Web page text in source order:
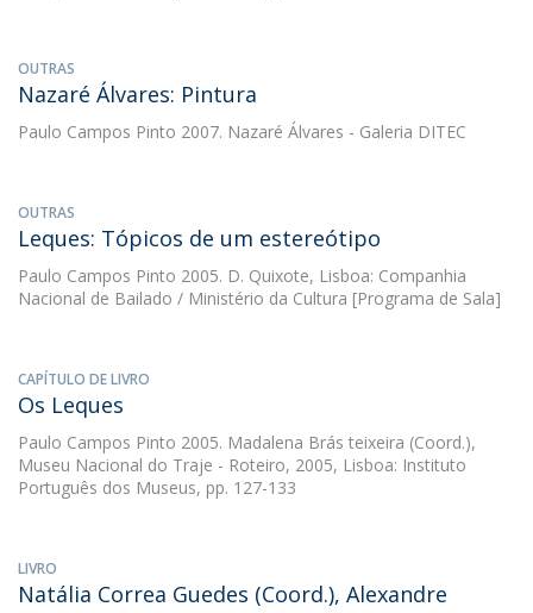
OUTRAS
Nazaré Álvares: Pintura
Paulo Campos Pinto 2007. Nazaré Álvares - Galeria DITEC
OUTRAS
Leques: Tópicos de um estereótipo
Paulo Campos Pinto 2005. D. Quixote, Lisboa: Companhia
Nacional de Bailado / Ministério da Cultura [Programa de Sala]
CAPÍTULO DE LIVRO
Os Leques
Paulo Campos Pinto 2005. Madalena Brás teixeira (Coord.),
Museu Nacional do Traje - Roteiro, 2005, Lisboa: Instituto
Português dos Museus, pp. 127-133
LIVRO
Natália Correa Guedes (Coord.), Alexandre